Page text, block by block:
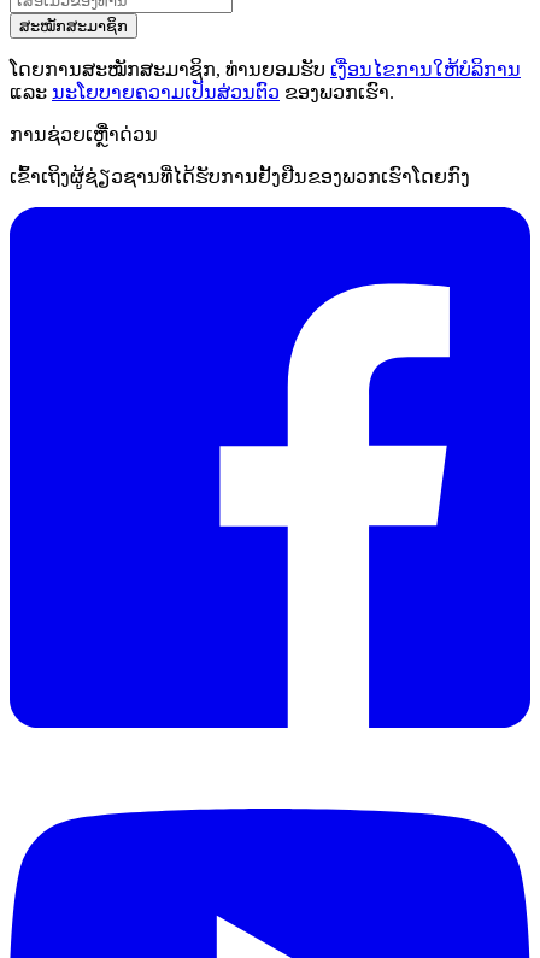
ສະໝັກສະມາຊິກ
ໂດຍການສະໝັກສະມາຊິກ, ທ່ານຍອມຮັບ ເງື່ອນໄຂການໃຫ້ບໍລິການ
ແລະ ນະໂຍບາຍຄວາມເປັນສ່ວນຕົວ ຂອງພວກເຮົາ.
ການຊ່ວຍເຫຼືໍາດ່ວນ
ເຂົ້າເຖິງຜູ້ຊ່ຽວຊານທີ່ໄດ້ຮັບການຢັ້ງຢືນຂອງພວກເຮົາໂດຍກົງ